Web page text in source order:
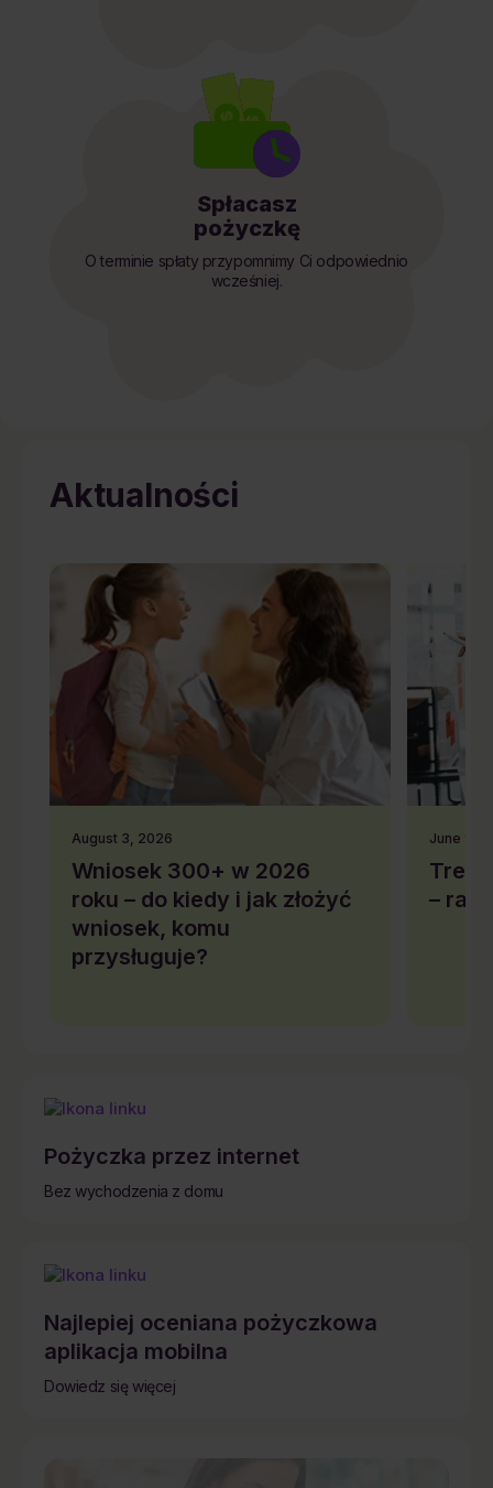
Spłacasz
pożyczkę
O terminie spłaty przypomnimy Ci odpowiednio
wcześniej.
Aktualności
August 3, 2026
Wniosek 300+ w 2026
roku – do kiedy i jak złożyć
wniosek, komu
przysługuje?
June 10,
–
Pożyczka przez internet
Bez wychodzenia z domu
Najlepiej oceniana pożyczkowa
aplikacja mobilna
Dowiedz się więcej